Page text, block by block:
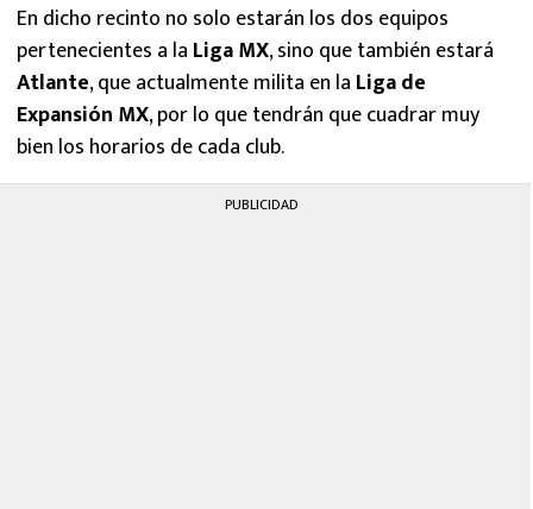
En dicho recinto no solo estarán los dos equipos
pertenecientes a la Liga MX, sino que también estará
Atlante, que actualmente milita en la Liga de
Expansión MX, por lo que tendrán que cuadrar muy
bien los horarios de cada club.
PUBLICIDAD